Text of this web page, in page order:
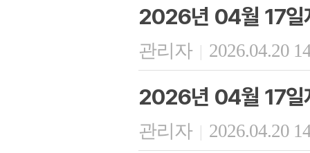
2026년 04월 17일
관리자 | 2026.04.20
2026년 04월 17일
관리자 | 2026.04.20